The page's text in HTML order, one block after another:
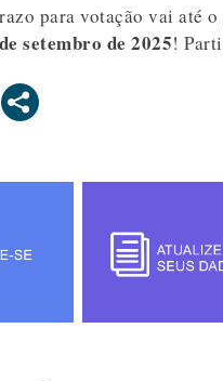
para votação vai até
setembro de 2025!